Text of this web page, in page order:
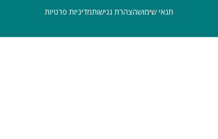
תנאי שימושהצהרת נגישותמדיניות פרטיות